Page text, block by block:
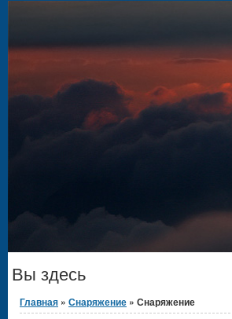
Вы здесь
Главная » Снаряжение » Снаряжение